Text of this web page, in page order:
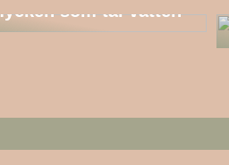
som tål vatten